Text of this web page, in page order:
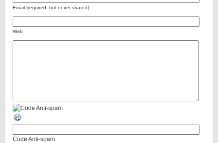
Email (required, but never shared)
Web
Code Anti-spam